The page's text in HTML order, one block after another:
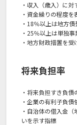
・収入（歳入）に
・資金繰りの程度を
・18％以上は地方
・25％以上は単独
・地方財政措置を
将来負担率
・将来負担すき負
・企業の有利子負
・自治体の借入金
いを示す指標